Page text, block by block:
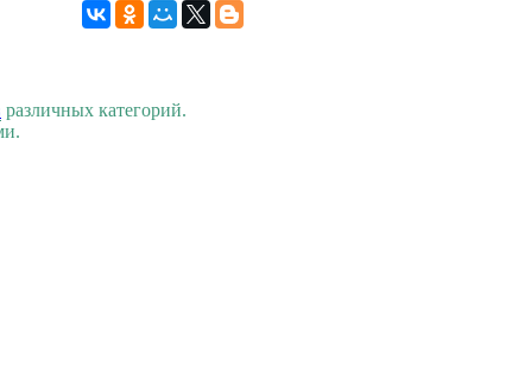
различных категорий.